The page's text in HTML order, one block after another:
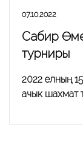
07.10.2022
Сабир
турниры
2022 елның
ачык шахмат